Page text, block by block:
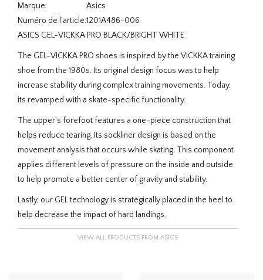
Marque:
Asics
Numéro de l'article:1201A486-006
ASICS GEL-VICKKA PRO BLACK/BRIGHT WHITE
The GEL-VICKKA PRO shoes is inspired by the VICKKA training
shoe from the 1980s. Its original design focus was to help
increase stability during complex training movements. Today,
its revamped with a skate-specific functionality.
The upper's forefoot features a one-piece construction that
helps reduce tearing. Its sockliner design is based on the
movement analysis that occurs while skating. This component
applies different levels of pressure on the inside and outside
to help promote a better center of gravity and stability.
Lastly, our GEL technology is strategically placed in the heel to
help decrease the impact of hard landings.
VIEW ALL PRODUCTS FROM ASICS